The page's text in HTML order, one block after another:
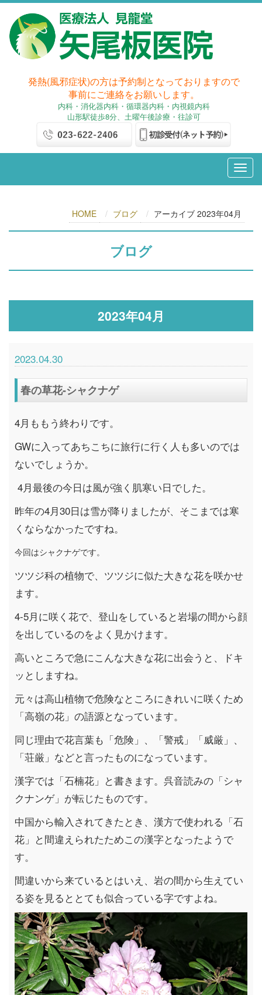
発熱(風邪症状)の方は予約制となっておりますので
事前にご連絡をお願いします。
内科・消化器内科・循環器内科・内視鏡内科
山形駅徒歩8分、土曜午後診療・往診可
HOME ブログ アーカイブ 2023年04月
ブログ
2023年04月
2023.04.30
春の草花-シャクナゲ
4月ももう終わりです。
GWに入ってあちこちに旅行に行く人も多いのでは
ないでしょうか。
4月最後の今日は風が強く肌寒い日でした。
昨年の4月30日は雪が降りましたが、そこまでは寒
くならなかったですね。
今回はシャクナゲです。
ツツジ科の植物で、ツツジに似た大きな花を咲かせ
ます。
4-5月に咲く花で、登山をしていると岩場の間から顔
を出しているのをよく見かけます。
高いところで急にこんな大きな花に出会うと、ドキ
ッとしますね。
元々は高山植物で危険なところにきれいに咲くため
「高嶺の花」の語源となっています。
同じ理由で花言葉も「危険」、「警戒」「威厳」、
「荘厳」などと言ったものになっています。
漢字では「石楠花」と書きます。呉音読みの「シャ
クナンゲ」が転じたものです。
中国から輸入されてきたとき、漢方で使われる「石
花」と間違えられたためこの漢字となったようで
す。
間違いから来ているとはいえ、岩の間から生えてい
る姿を見るととても似合っている字ですよね。